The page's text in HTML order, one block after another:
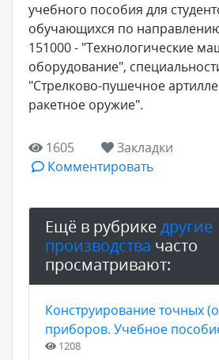
учебного пособия для
обучающихся по
151000 - "Технологические
оборудование",
"Стрелково-пушечное
ракетное оружие".
1605
Закладки
Комментировать
Ещё в рубрикедругие
производства часто
просматривают:
Конструирование точных
приборов. Учебное
1208